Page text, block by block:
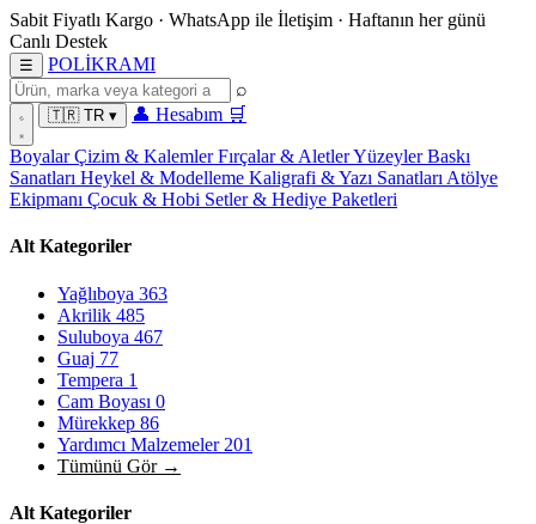
Sabit Fiyatlı Kargo · WhatsApp ile İletişim · Haftanın her günü
Canlı Destek
☰ POLİKRAMI
⌕
🇹🇷 TR ▾ 👤 Hesabım 🛒
BoyalarÇizim & KalemlerFırçalar & AletlerYüzeylerBaskı
Sanatları Heykel & Modelleme Kaligrafi & Yazı Sanatları Atölye
Ekipmanı Çocuk & Hobi Setler & Hediye Paketleri
Alt Kategoriler
Yağlıboya 363
Akrilik 485
Suluboya 467
Guaj 77
Tempera 1
Cam Boyası 0
Mürekkep 86
Yardımcı Malzemeler 201
Tümünü Gör →
Alt Kategoriler